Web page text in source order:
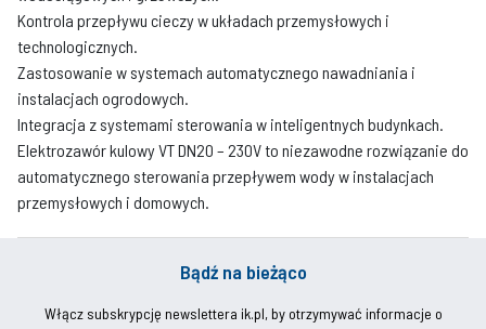
Kontrola przepływu cieczy w układach przemysłowych i
technologicznych.
Zastosowanie w systemach automatycznego nawadniania i
instalacjach ogrodowych.
Integracja z systemami sterowania w inteligentnych budynkach.
Elektrozawór kulowy VT DN20 – 230V to niezawodne rozwiązanie do
automatycznego sterowania przepływem wody w instalacjach
przemysłowych i domowych.
Bądź na bieżąco
Włącz subskrypcję newslettera ik.pl, by otrzymywać informacje o